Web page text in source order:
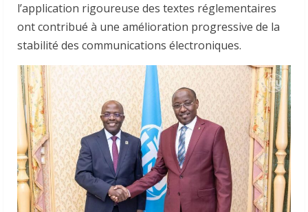
l’application rigoureuse des textes réglementaires
ont contribué à une amélioration progressive de la
stabilité des communications électroniques.